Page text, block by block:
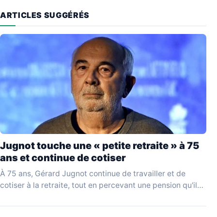
ARTICLES SUGGÉRÉS
Jugnot touche une « petite retraite » à 75
ans et continue de cotiser
À 75 ans, Gérard Jugnot continue de travailler et de
cotiser à la retraite, tout en percevant une pension qu'il